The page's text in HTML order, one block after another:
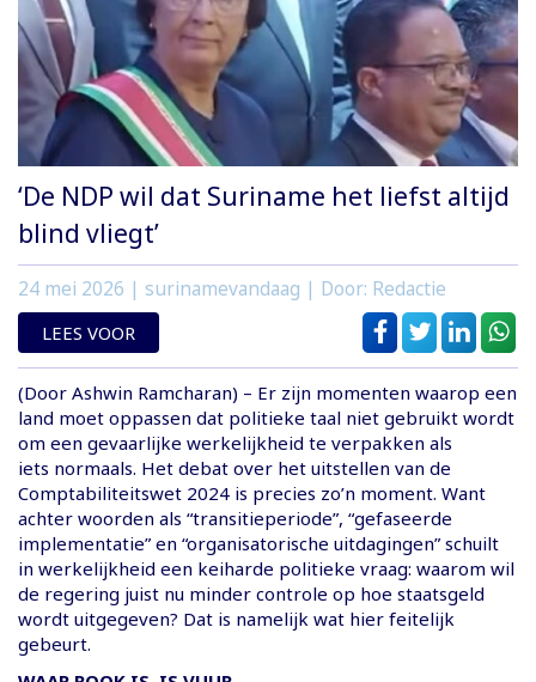
‘De NDP wil dat Suriname het liefst altijd
blind vliegt’
24 mei 2026 | surinamevandaag | Door: Redactie
LEES VOOR
(Door Ashwin Ramcharan) – Er zijn momenten waarop een
land moet oppassen dat politieke taal niet gebruikt wordt
om een gevaarlijke werkelijkheid te verpakken als
iets normaals. Het debat over het uitstellen van de
Comptabiliteitswet 2024 is precies zo’n moment. Want
achter woorden als “transitieperiode”, “gefaseerde
implementatie” en “organisatorische uitdagingen” schuilt
in werkelijkheid een keiharde politieke vraag: waarom wil
de regering juist nu minder controle op hoe staatsgeld
wordt uitgegeven? Dat is namelijk wat hier feitelijk
gebeurt.